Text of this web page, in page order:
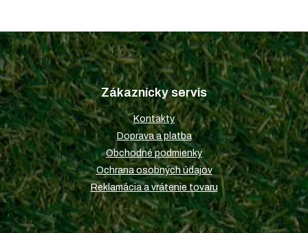
Z
á
p
ä
t
i
e
Zákaznícky servis
Kontakty
Doprava a platba
Obchodné podmienky
Ochrana osobných údajov
Reklamácia a vrátenie tovaru